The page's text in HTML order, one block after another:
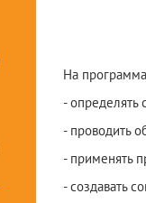
На
- определять
- проводить
- применять
- создавать